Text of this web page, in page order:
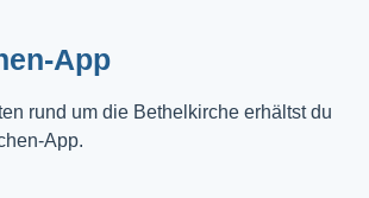
App
rund um die Bethelkirche erhältst du
App.